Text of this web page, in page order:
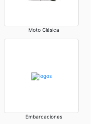
Moto Clásica
Embarcaciones